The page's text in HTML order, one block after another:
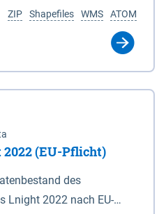
000 (Anlage 2), 2.
1 : 5 000 (AK5) im
Europäischen
1989 (ETRS 89) mit
Mercator-Abbildung
(UTM 32N) dargestellt
die geografischen
ATOM
WMS
Shapefiles
ZIP
(EU-Pflicht)
des
Lnight 2022 nach EU-